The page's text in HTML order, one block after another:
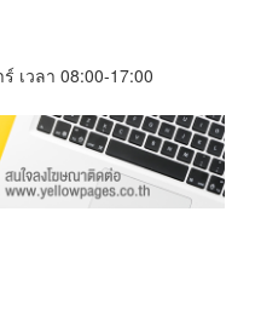
เวลา 08:00-17:00